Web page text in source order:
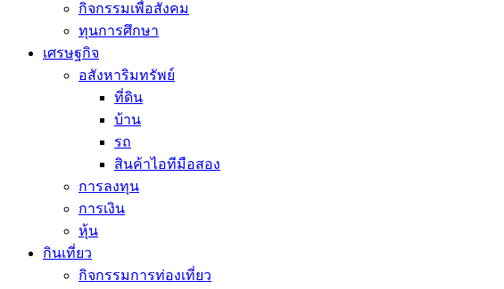
กิจกรรมเพื่อสังคม
ทุนการศึกษา
เศรษฐกิจ
อสังหาริมทรัพย์
ที่ดิน
บ้าน
รถ
สินค้าไอทีมือสอง
การลงทุน
การเงิน
หุ้น
กินเที่ยว
กิจกรรมการท่องเที่ยว